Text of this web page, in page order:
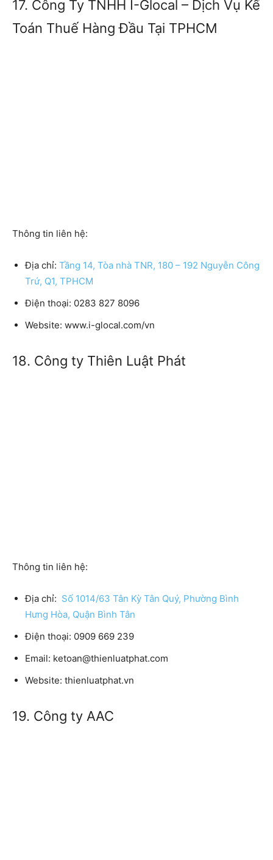
17. Công Ty TNHH I-Glocal – Dịch Vụ Kế
Toán Thuế Hàng Đầu Tại TPHCM
Thông tin liên hệ:
Địa chỉ: Tầng 14, Tòa nhà TNR, 180 – 192 Nguyễn Công
Trứ, Q1, TPHCM
Điện thoại: 0283 827 8096
Website: www.i-glocal.com/vn
18. Công ty Thiên Luật Phát
Thông tin liên hệ:
Địa chỉ: Số 1014/63 Tân Kỳ Tân Quý, Phường Bình
Hưng Hòa, Quận Bình Tân
Điện thoại: 0909 669 239
Email: ketoan@thienluatphat.com
Website: thienluatphat.vn
19. Công ty AAC